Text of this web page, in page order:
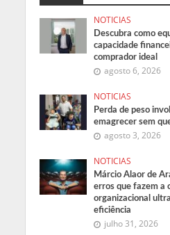
NOTICIAS
Descubra como
capacidade
comprador ideal
agosto 6, 2026
NOTICIAS
Perda de peso
emagrecer sem
agosto 3, 2026
NOTICIAS
Márcio Alaor de
erros que fazem a
organizacional
eficiência
julho 31, 2026